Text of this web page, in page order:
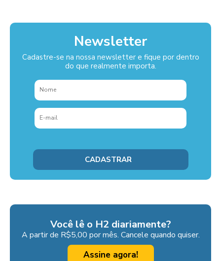
Newsletter
Cadastre-se na nossa newsletter e fique por dentro
do que realmente importa.
Você lê o H2 diariamente?
A partir de R$5,00 por mês. Cancele quando quiser.
Assine agora!